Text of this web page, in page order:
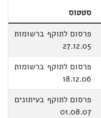
סטטוס
פרסום לתוקף ברשומות
27.12.05
פרסום לתוקף ברשומות
18.12.06
פרסום לתוקף בעיתונים
01.08.07